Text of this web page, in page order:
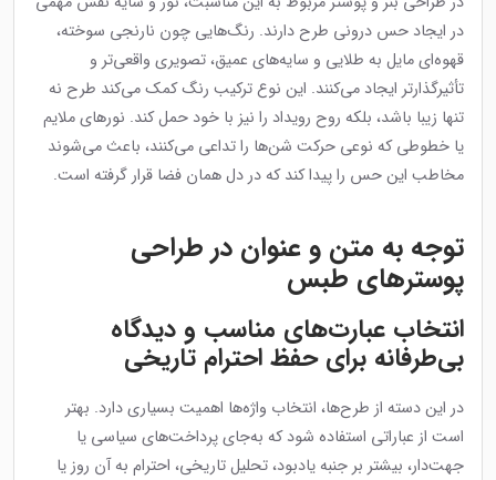
در ایجاد حس درونی طرح دارند. رنگ‌هایی چون نارنجی سوخته،
قهوه‌ای مایل به طلایی و سایه‌های عمیق، تصویری واقعی‌تر و
تأثیرگذارتر ایجاد می‌کنند. این نوع ترکیب رنگ کمک می‌کند طرح نه
تنها زیبا باشد، بلکه روح رویداد را نیز با خود حمل کند. نورهای ملایم
یا خطوطی که نوعی حرکت شن‌ها را تداعی می‌کنند، باعث می‌شوند
مخاطب این حس را پیدا کند که در دل همان فضا قرار گرفته است.
توجه به متن و عنوان در طراحی
پوسترهای طبس
انتخاب عبارت‌های مناسب و دیدگاه
بی‌طرفانه برای حفظ احترام تاریخی
در این دسته از طرح‌ها، انتخاب واژه‌ها اهمیت بسیاری دارد. بهتر
است از عباراتی استفاده شود که به‌جای پرداخت‌های سیاسی یا
جهت‌دار، بیشتر بر جنبه یادبود، تحلیل تاریخی، احترام به آن روز یا